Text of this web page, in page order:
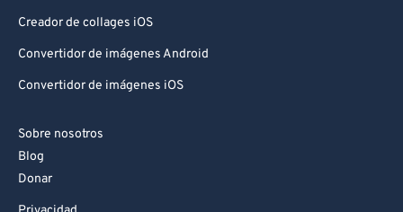
Creador de collages iOS
Convertidor de imágenes Android
Convertidor de imágenes iOS
Sobre nosotros
Blog
Donar